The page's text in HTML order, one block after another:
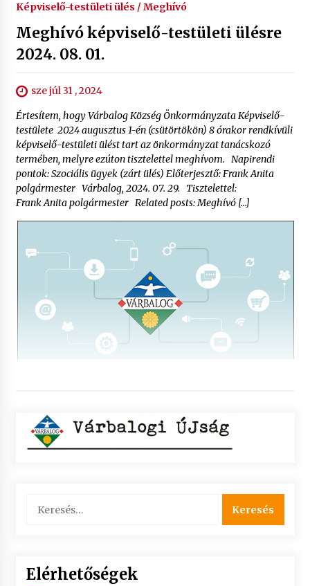
Képviselő-testületi ülés / Meghívó
Meghívó képviselő-testületi ülésre
2024. 08. 01.
sze júl 31 , 2024
Értesítem, hogy Várbalog Község Önkormányzata Képviselő-
testülete 2024 augusztus 1-én (csütörtökön) 8 órakor rendkívüli
képviselő-testületi ülést tart az önkormányzat tanácskozó
termében, melyre ezúton tisztelettel meghívom. Napirendi
pontok: Szociális ügyek (zárt ülés) Előterjesztő: Frank Anita
polgármester Várbalog, 2024. 07. 29. Tisztelettel:
Frank Anita polgármester Related posts: Meghívó […]
Elérhetőségek